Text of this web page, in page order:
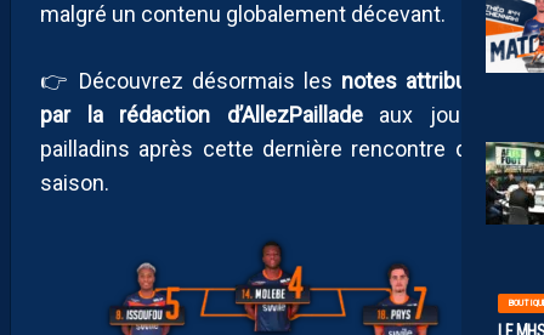
malgré un contenu globalement décevant.
👉 Découvrez désormais les notes attribuées
par la rédaction d’AllezPailladeaux joueurs
pailladins après cette dernière rencontre de la
saison.